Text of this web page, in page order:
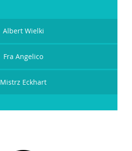
Albert Wielki
Fra Angelico
Mistrz Eckhart